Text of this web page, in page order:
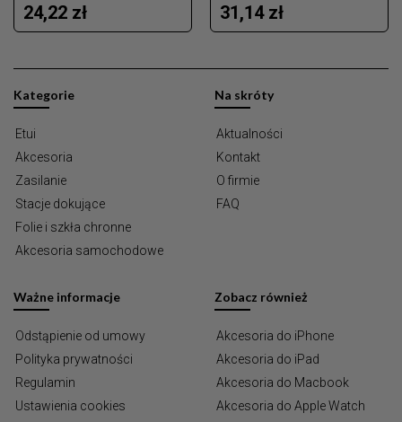
24,22 zł 31,14 zł
Kategorie
Etui
Akcesoria
Zasilanie
Stacje dokujące
Folie i szkła chronne
Akcesoria samochodowe
Na skróty
Aktualności
Kontakt
O firmie
FAQ
Ważne informacje
Odstąpienie od umowy
Polityka prywatności
Regulamin
Ustawienia cookies
Zobacz również
Akcesoria do iPhone
Akcesoria do iPad
Akcesoria do Macbook
Akcesoria do Apple Watch